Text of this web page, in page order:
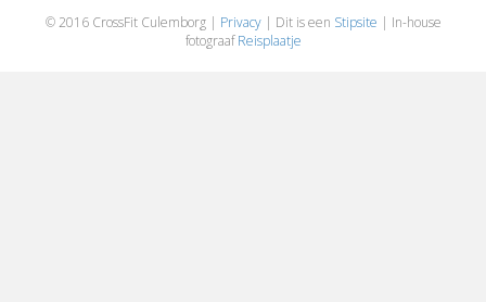
© 2016 CrossFit Culemborg | Privacy| Dit is een Stipsite | In-house
fotograafReisplaatje